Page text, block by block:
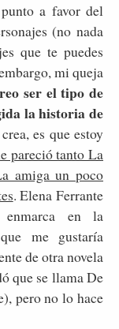
a favor del
(no nada
que te puedes
mi queja
ser el tipo de
la historia de
es que estoy
pareció tanto La
amiga un poco
. Elena Ferrante
en la
me gustaría
de otra novela
que se llama De
pero no lo hace